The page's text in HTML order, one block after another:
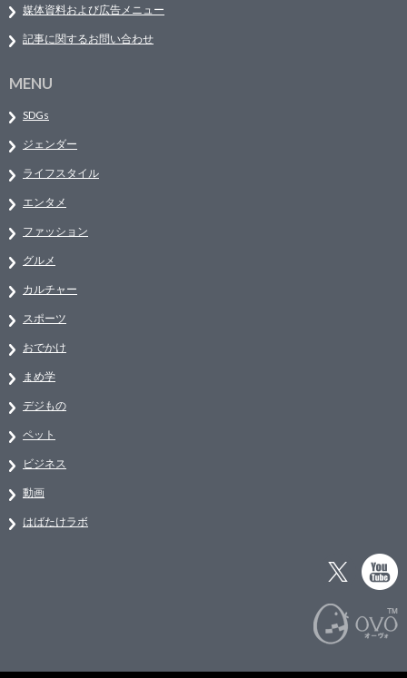
媒体資料および広告メニュー
記事に関するお問い合わせ
MENU
SDGs
ジェンダー
ライフスタイル
エンタメ
ファッション
グルメ
カルチャー
スポーツ
おでかけ
まめ学
デジもの
ペット
ビジネス
動画
はばたけラボ